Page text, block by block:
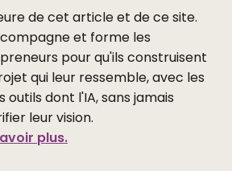
de cet article et de ce site.
et forme les
pour qu'ils construisent
qui leur ressemble, avec les
outils dont l'IA, sans jamais
leur vision.
plus.